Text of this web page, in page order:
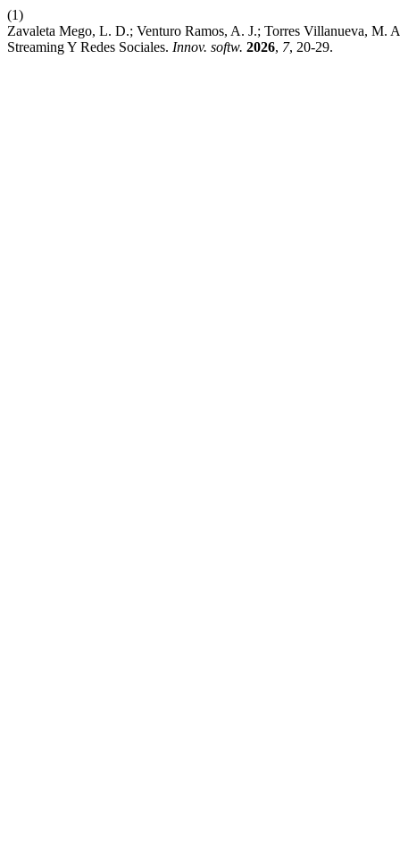
(1)
Zavaleta Mego, L. D.; Venturo Ramos, A. J.; Torres Villanueva, M.
Streaming Y Redes Sociales. Innov. softw. 2026, 7, 20-29.